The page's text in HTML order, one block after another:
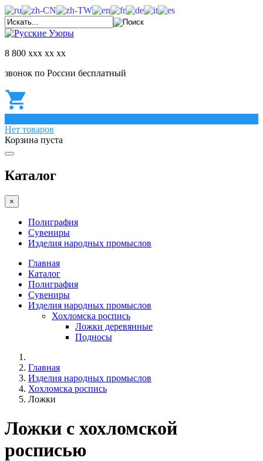
8 800 ххх хх хх
звонок по России бесплатный
Нет товаров
Корзина пуста
Каталог
×
Полиграфия
Сувениры
Изделия народных промыслов
Главная
Каталог
Полиграфия
Сувениры
Изделия народных промыслов
Хохломска роспись
Ложки деревянные
Подносы
Главная
Изделия народных промыслов
Хохломска роспись
Ложки
Ложки с хохломской
росписью